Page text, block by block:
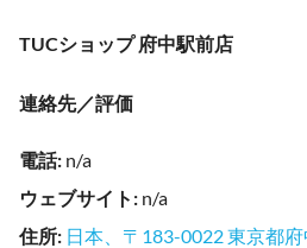
TUCショップ 府中駅前店
連絡先／評価
電話: n/a
ウェブサイト : n/a
住所: 日本、〒183-0022 東京都